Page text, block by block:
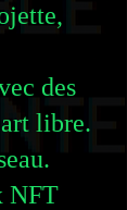
des
libre.
NFT